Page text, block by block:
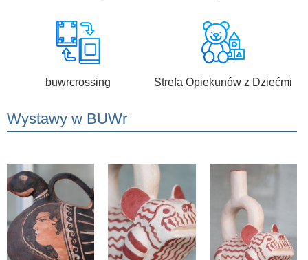
buwrcrossing Strefa Opiekunów z Dziećmi
Wystawy w BUWr